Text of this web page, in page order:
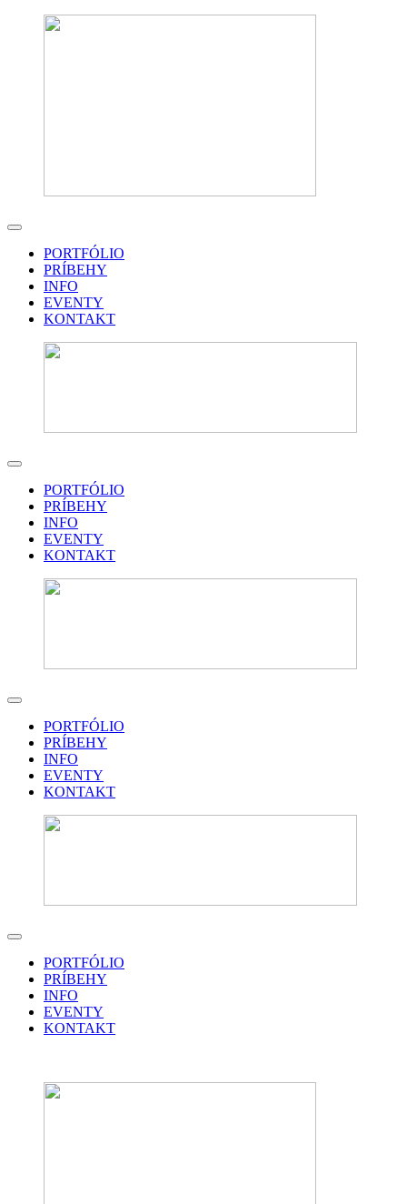
PORTFÓLIO
PRÍBEHY
INFO
EVENTY
KONTAKT
PORTFÓLIO
PRÍBEHY
INFO
EVENTY
KONTAKT
PORTFÓLIO
PRÍBEHY
INFO
EVENTY
KONTAKT
PORTFÓLIO
PRÍBEHY
INFO
EVENTY
KONTAKT